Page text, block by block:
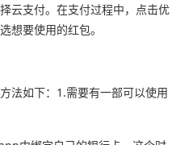
云支付。在支付过程中，点击优
想要使用的红包。
法如下：1.需要有一部可以使用